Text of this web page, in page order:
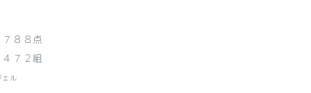
８８点
７２組
ル